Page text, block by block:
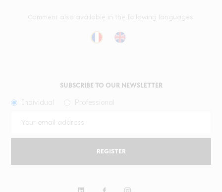
SUBSCRIBE TO OUR NEWSLETTER
REGISTER